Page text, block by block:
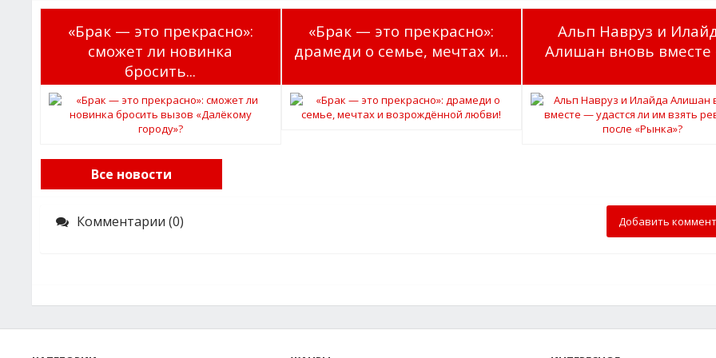
«Брак — это прекрасно»:
сможет ли новинка
бросить...
«Брак — это прекрасно»:
драмеди о семье, мечтах и...
Альп Навруз и
Алишан вновь вместе
Все новости
Комментарии (0) Добавить